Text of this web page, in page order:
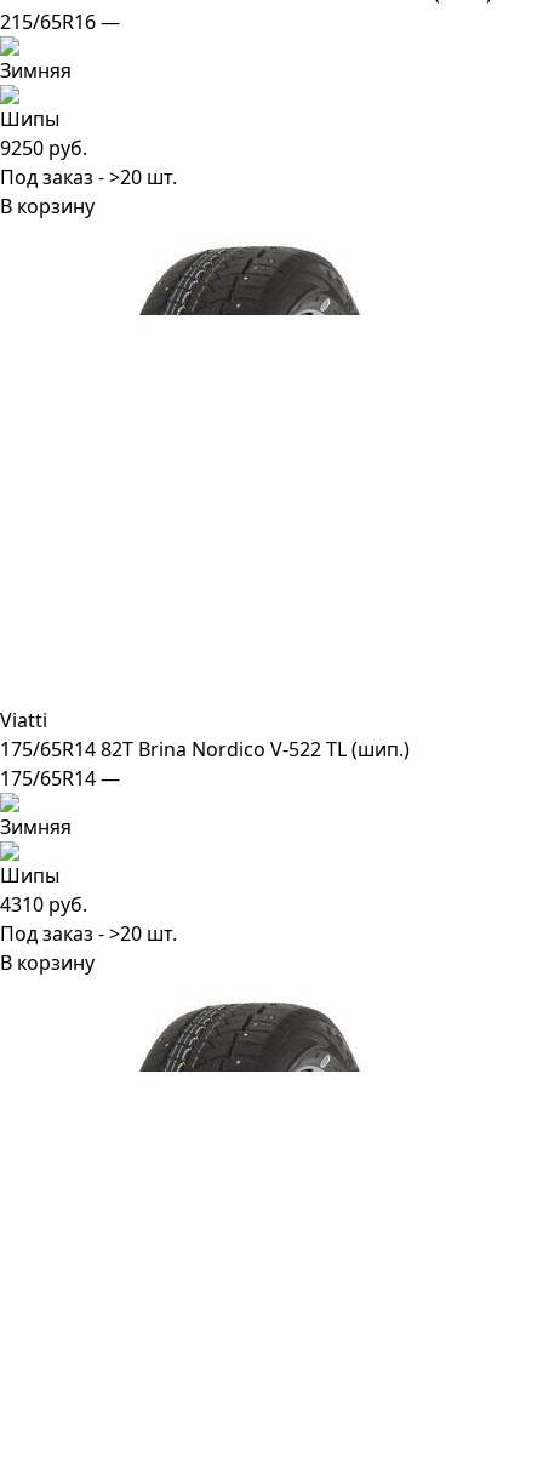
215/65R16 —
9250 руб.
Под заказ - >20 шт.
В корзину
Viatti
175/65R14 82T Brina Nordico V-522 TL (шип.)
175/65R14 —
4310 руб.
Под заказ - >20 шт.
В корзину